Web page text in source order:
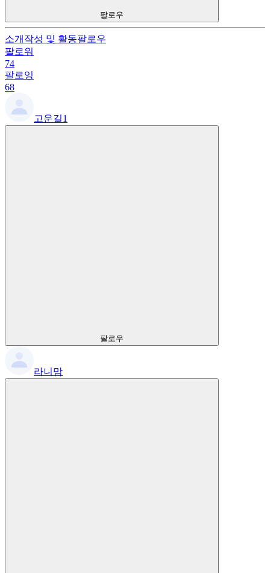
팔로우
소개 작성 및 활동팔로우
팔로워
74
팔로잉
68
고운길1
팔로우
라니맘